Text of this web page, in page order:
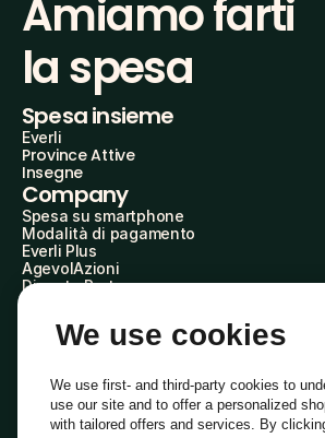
Amiamo farti
la spesa
Spesa insieme
Everli
Province Attive
Insegne
Company
Spesa su smartphone
Modalità di pagamento
Everli Plus
AgevolAzioni
Diventa Partner
Everli Shoppers
About Us
Everli News
Domande frequenti
Lavora con noi
We use cookies
We use first- and third-party cookies to
use our site and to offer a personalized
with tailored offers and services. By